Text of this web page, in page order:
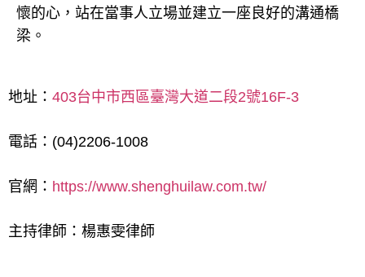
懷的心，站在當事人立場並建立一座良好的溝通橋
梁。
地址： 403台中市西區臺灣大道二段2號16F-3
電話：(04)2206-1008
官網： https://www.shenghuilaw.com.tw/
主持律師：楊惠雯律師